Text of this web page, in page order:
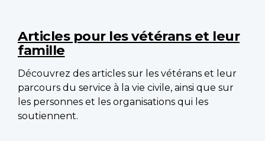
Articles pour les vétérans et leur
famille
Découvrez des articles sur les vétérans et leur
parcours du service à la vie civile, ainsi que sur
les personnes et les organisations qui les
soutiennent.